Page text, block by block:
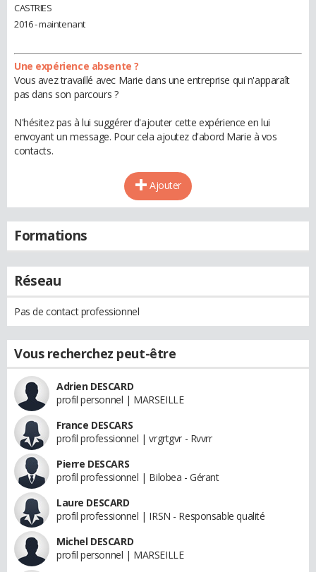
CASTRIES
2016 - maintenant
Une expérience absente ?
Vous avez travaillé avec Marie dans une entreprise qui n'apparaît
pas dans son parcours ?
N'hésitez pas à lui suggérer d'ajouter cette expérience en lui
envoyant un message. Pour cela ajoutez d'abord Marie à vos
contacts.
Ajouter
Formations
Réseau
Pas de contact professionnel
Vous recherchez peut-être
Adrien DESCARD
profil personnel | MARSEILLE
France DESCARS
profil professionnel | vrgrtgvr - Rvvrr
Pierre DESCARS
profil professionnel | Bilobea - Gérant
Laure DESCARD
profil professionnel | IRSN - Responsable qualité
Michel DESCARD
profil personnel | MARSEILLE